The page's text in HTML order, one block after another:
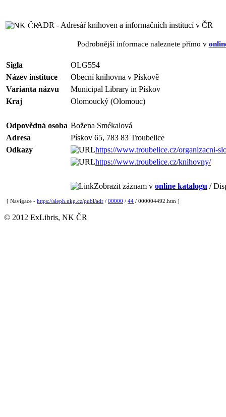
ADR - Adresář knihoven a informačních institucí v ČR
Podrobnější informace naleznete přímo v
Sigla
OLG554
Název instituce
Obecní knihovna v Pískově
Varianta názvu
Municipal Library in Pískov
Kraj
Olomoucký (Olomouc)
Odpovědná osoba Božena Smékalová
Adresa
Pískov 65, 783 83 Troubelice
Odkazy
https://www.troubelice.cz/organizacni-
https://www.troubelice.cz/knihovny/
Zobrazit záznam v online katalogu /
[ Navigace - https://aleph.nkp.cz/publ/adr / 00000 / 44 / 000004492.htm ]
© 2012 ExLibris, NK ČR